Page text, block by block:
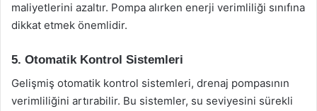
maliyetlerini azaltır. Pompa alırken enerji verimliliği sınıfına
dikkat etmek önemlidir.
5. Otomatik Kontrol Sistemleri
Gelişmiş otomatik kontrol sistemleri, drenaj pompasının
verimliliğini artırabilir. Bu sistemler, su seviyesini sürekli